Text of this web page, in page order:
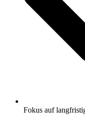
Fokus auf